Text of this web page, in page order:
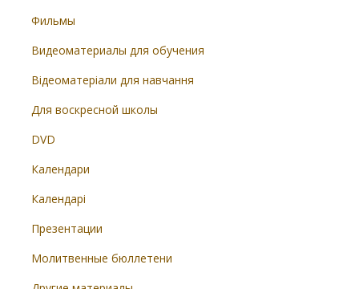
Фильмы
Видеоматериалы для обучения
Відеоматеріали для навчання
Для воскресной школы
DVD
Календари
Календарі
Презентации
Молитвенные бюллетени